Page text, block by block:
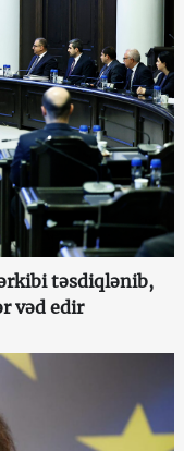
təsdiqlənib,
vəd edir